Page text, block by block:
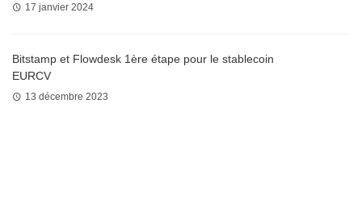
17 janvier 2024
Bitstamp et Flowdesk 1ère étape pour le stablecoin
EURCV
13 décembre 2023